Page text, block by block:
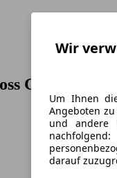
Golf
Wir
Um Ihnen
Angeboten
und andere
darauf